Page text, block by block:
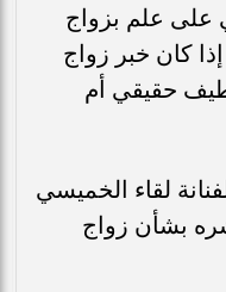
على علم بزواج
كان خبر زواج
حقيقي أم
لقاء الخميسي
بشأن زواج